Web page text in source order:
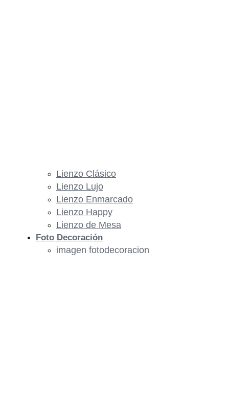
Lienzo Clásico
Lienzo Lujo
Lienzo Enmarcado
Lienzo Happy
Lienzo de Mesa
Foto Decoración
imagen fotodecoracion